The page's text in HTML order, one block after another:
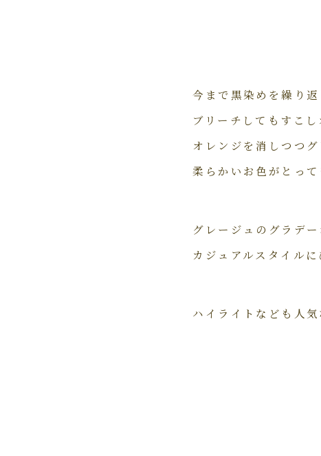
今まで黒染めを繰り返
ブリーチしてもすこし
オレンジを消しつつ
柔らかいお色がとって
グレージュのグラデー
カジュアルスタイル
ハイライトなども人気